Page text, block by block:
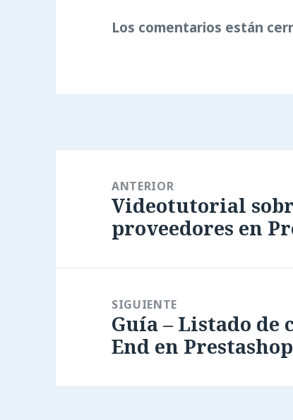
Los comentarios están
entradas
ANTERIOR
Entrada
anterior:
Videotutorial
proveedores en
SIGUIENTE
Entrada
siguiente:
Guía – Listado
End en